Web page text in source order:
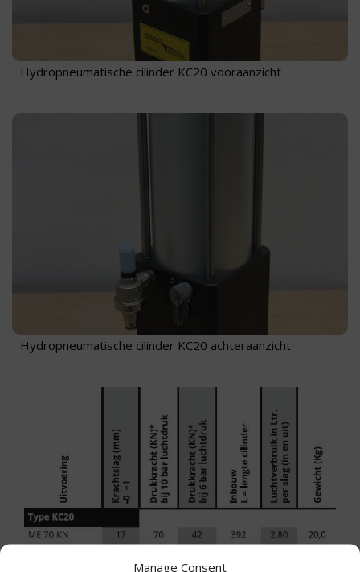
Manage Consent
Hydropneumatische cilinder KC20 vooraanzicht
Hydropneumatische cilinder KC20 achteraanzicht